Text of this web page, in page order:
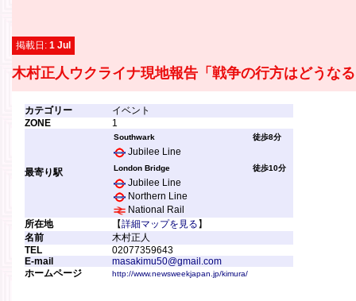
掲載日: 1 Jul
木村正人ウクライナ現地報告「戦争の行方はどうな
カテゴリー
イベント
ZONE
1
最寄り駅
Southwark 徒歩8分
Jubilee Line
London Bridge 徒歩10分
Jubilee Line
Northern Line
National Rail
所在地
【詳細マップを見る 】
名前
木村正人
TEL
02077359643
E-mail
masakimu50@gmail.com
ホームページ
http://www.newsweekjapan.jp/kimura/